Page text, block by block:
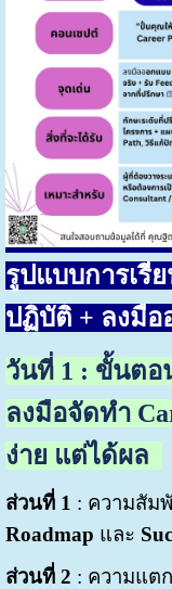
รูปแบบการเรี
ปฏิบัติ + ลงมือ
วันที่1 : ขั้นตอ
ลงมือจัดทำ
ง่าย แต่ได้ผล
ส่วนที่ 1 : ความสัม
Roadmap และ
ส่วนที่ 2 : ความแต